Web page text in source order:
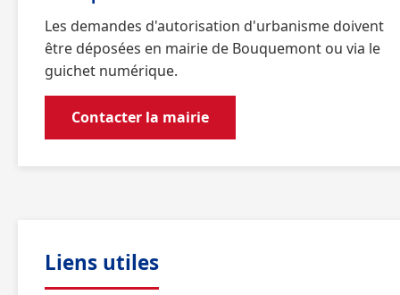
Les demandes d'autorisation d'urbanisme doivent
être déposées en mairie de Bouquemont ou via le
guichet numérique.
Contacter la mairie
Liens utiles